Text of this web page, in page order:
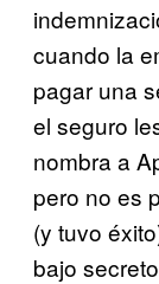
cuando la
pagar una
el seguro
nombra a
pero no es
(y tuvo
bajo